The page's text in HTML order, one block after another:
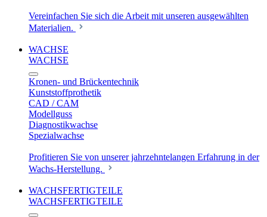
Vereinfachen Sie sich die Arbeit mit unseren ausgewählten
Materialien.
WACHSE
WACHSE
Kronen- und Brückentechnik
Kunststoffprothetik
CAD / CAM
Modellguss
Diagnostikwachse
Spezialwachse
Profitieren Sie von unserer jahrzehntelangen Erfahrung in der
Wachs-Herstellung.
WACHSFERTIGTEILE
WACHSFERTIGTEILE